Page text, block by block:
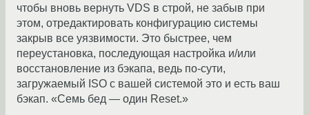
чтобы вновь вернуть VDS в строй, не забыв при
этом, отредактировать конфигурацию системы
закрыв все уязвимости. Это быстрее, чем
переустановка, последующая настройка и/или
восстановление из бэкапа, ведь по-сути,
загружаемый ISO с вашей системой это и есть ваш
бэкап. «Семь бед — один Reset.»